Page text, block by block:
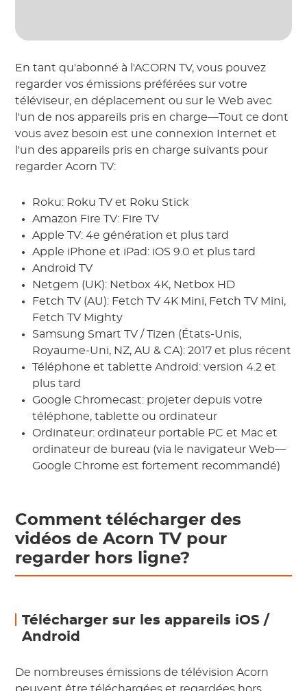
En tant qu'abonné à l'ACORN TV, vous pouvez
regarder vos émissions préférées sur votre
téléviseur, en déplacement ou sur le Web avec
l'un de nos appareils pris en charge—Tout ce dont
vous avez besoin est une connexion Internet et
l'un des appareils pris en charge suivants pour
regarder Acorn TV:
Roku: Roku TV et Roku Stick
Amazon Fire TV: Fire TV
Apple TV: 4e génération et plus tard
Apple iPhone et iPad: iOS 9.0 et plus tard
Android TV
Netgem (UK): Netbox 4K, Netbox HD
Fetch TV (AU): Fetch TV 4K Mini, Fetch TV Mini,
Fetch TV Mighty
Samsung Smart TV / Tizen (États-Unis,
Royaume-Uni, NZ, AU & CA): 2017 et plus récent
Téléphone et tablette Android: version 4.2 et
plus tard
Google Chromecast: projeter depuis votre
téléphone, tablette ou ordinateur
Ordinateur: ordinateur portable PC et Mac et
ordinateur de bureau (via le navigateur Web—
Google Chrome est fortement recommandé)
Comment télécharger des
vidéos de Acorn TV pour
regarder hors ligne?
Télécharger sur les appareils iOS /
Android
De nombreuses émissions de télévision Acorn